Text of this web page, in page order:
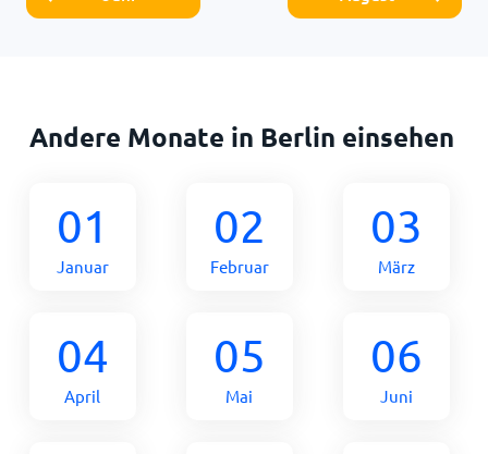
Andere Monate in Berlin einsehen
01
Januar
02
Februar
03
März
04
April
05
Mai
06
Juni